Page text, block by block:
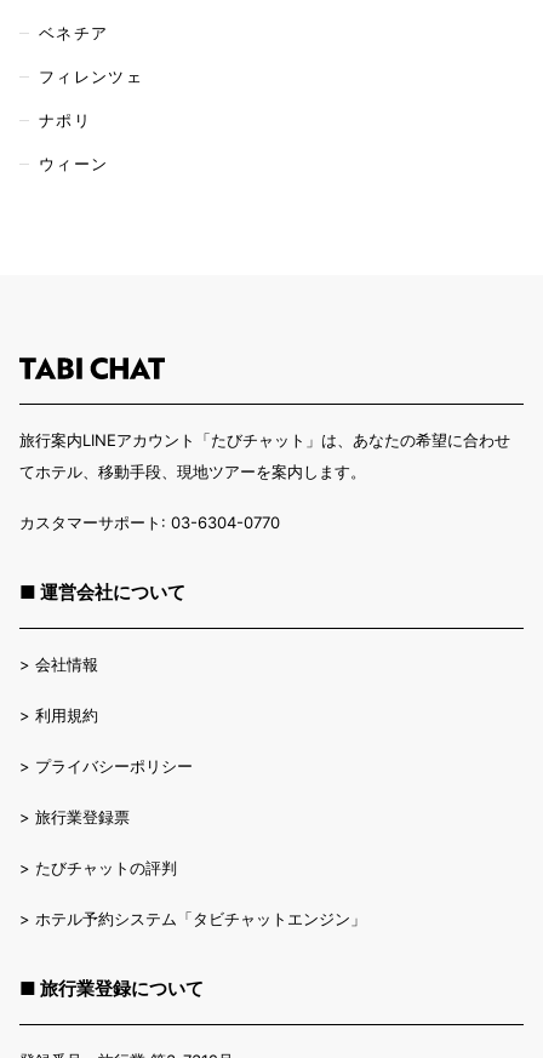
ベネチア
フィレンツェ
ナポリ
ウィーン
旅行案内LINEアカウント「たびチャット」は、あなたの希望に合わせ
てホテル、移動手段、現地ツアーを案内します。
カスタマーサポート: 03-6304-0770
■ 運営会社について
> 会社情報
> 利用規約
> プライバシーポリシー
> 旅行業登録票
> たびチャットの評判
> ホテル予約システム「タビチャットエンジン」
■ 旅行業登録について